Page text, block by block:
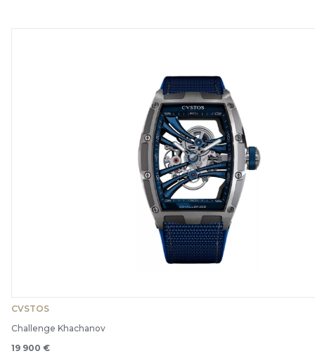
CVSTOS
Challenge Khachanov
19 900 €